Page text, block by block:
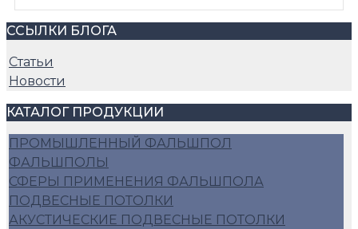
ССЫЛКИ БЛОГА
Статьи
Новости
КАТАЛОГ ПРОДУКЦИИ
ПРОМЫШЛЕННЫЙ ФАЛЬШПОЛ
ФАЛЬШПОЛЫ
СФЕРЫ ПРИМЕНЕНИЯ ФАЛЬШПОЛА
ПОДВЕСНЫЕ ПОТОЛКИ
АКУСТИЧЕСКИЕ ПОДВЕСНЫЕ ПОТОЛКИ